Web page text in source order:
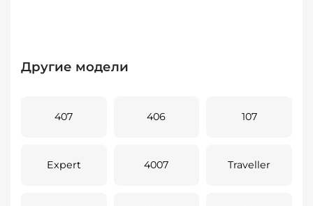
Другие модели
407 406 107
Expert 4007 Traveller